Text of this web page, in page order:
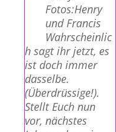
Fotos:Henry
und Francis
Wahrscheinlic
h sagt ihr jetzt, es
ist doch immer
dasselbe.
(Überdrüssige!).
Stellt Euch nun
vor, nächstes